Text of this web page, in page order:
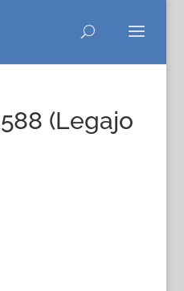
(Legajo